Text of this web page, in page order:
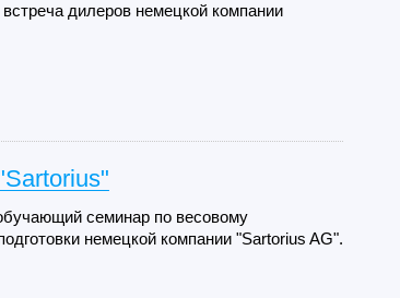
дилеров немецкой компании
семинар по весовому
немецкой компании "Sartorius AG".